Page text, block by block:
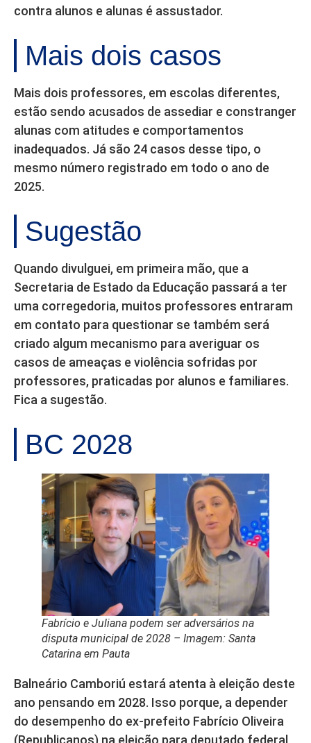
contra alunos e alunas é assustador.
Mais dois casos
Mais dois professores, em escolas diferentes,
estão sendo acusados de assediar e constranger
alunas com atitudes e comportamentos
inadequados. Já são 24 casos desse tipo, o
mesmo número registrado em todo o ano de
2025.
Sugestão
Quando divulguei, em primeira mão, que a
Secretaria de Estado da Educação passará a ter
uma corregedoria, muitos professores entraram
em contato para questionar se também será
criado algum mecanismo para averiguar os
casos de ameaças e violência sofridas por
professores, praticadas por alunos e familiares.
Fica a sugestão.
BC 2028
Fabrício e Juliana podem ser adversários na
disputa municipal de 2028 – Imagem: Santa
Catarina em Pauta
Balneário Camboriú estará atenta à eleição deste
ano pensando em 2028. Isso porque, a depender
do desempenho do ex-prefeito Fabrício Oliveira
(Republicanos) na eleição para deputado federal,